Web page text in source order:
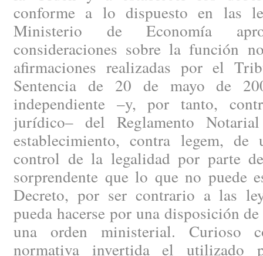
conforme a lo dispuesto en las
Ministerio de Economía
consideraciones sobre la función
afirmaciones realizadas por el
Sentencia de 20 de mayo de
independiente –y, por tanto,
jurídico– del Reglamento
establecimiento, contra legem,
control de la legalidad por parte
sorprendente que lo que no puede
Decreto, por ser contrario a las
pueda hacerse por una disposición
una orden ministerial. Curioso
normativa invertida el